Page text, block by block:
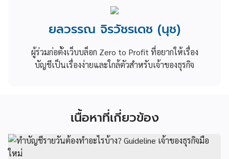
ยลวรรณ จิรวัชรเดช (นุช)
ผู้ร่วมก่อตั้งเว็บบล็อก Zero to Profit ที่อยากให้เรื่อง
บัญชีเป็นเรื่องง่ายและใกล้ตัวสำหรับเจ้าของธุรกิจ
เนื้อหาที่เกี่ยวข้อง